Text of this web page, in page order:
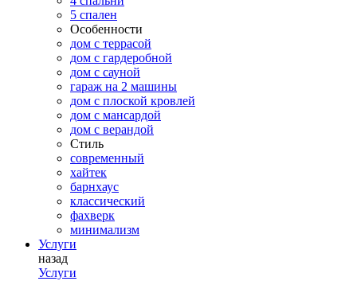
5 спален
Особенности
дом с террасой
дом с гардеробной
дом с сауной
гараж на 2 машины
дом с плоской кровлей
дом с мансардой
дом с верандой
Стиль
современный
хайтек
барнхаус
классический
фахверк
минимализм
Услуги
назад
Услуги